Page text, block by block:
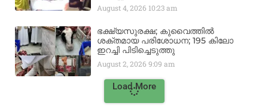
August 4, 2026 10:23 am
ഭക്ഷ്യസുരക്ഷ; കുവൈത്തിൽ
ശക്തമായ പരിശോധന; 195 കിലോ
ഇറച്ചി പിടിച്ചെടുത്തു
August 2, 20269:09 am
Load More